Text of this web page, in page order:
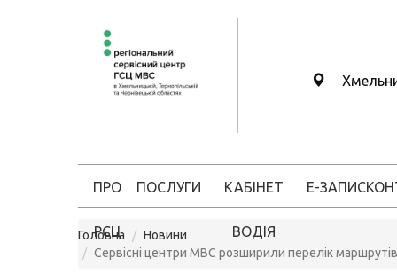
ПРО
РСЦ
ПОСЛУГИ КАБІНЕТ
ВОДІЯ
Е-ЗАПИС
Головна
Новини
Сервісні центри МВС розширили перелік